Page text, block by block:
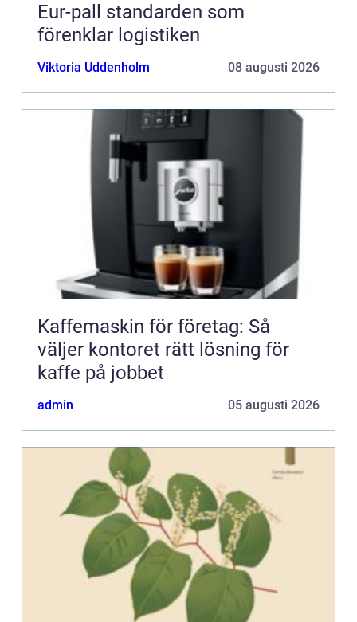
Eur-pall standarden som
förenklar logistiken
Viktoria Uddenholm 08 augusti 2026
Kaffemaskin för företag: Så
väljer kontoret rätt lösning för
kaffe på jobbet
admin 05 augusti 2026